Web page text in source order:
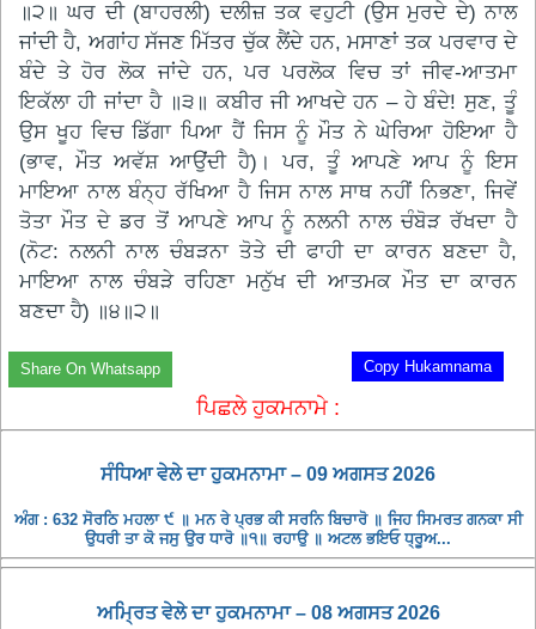
॥੨॥ ਘਰ ਦੀ (ਬਾਹਰਲੀ) ਦਲੀਜ਼ ਤਕ ਵਹੁਟੀ (ਉਸ ਮੁਰਦੇ ਦੇ) ਨਾਲ
ਜਾਂਦੀ ਹੈ, ਅਗਾਂਹ ਸੱਜਣ ਮਿੱਤਰ ਚੁੱਕ ਲੈਂਦੇ ਹਨ, ਮਸਾਣਾਂ ਤਕ ਪਰਵਾਰ ਦੇ
ਬੰਦੇ ਤੇ ਹੋਰ ਲੋਕ ਜਾਂਦੇ ਹਨ, ਪਰ ਪਰਲੋਕ ਵਿਚ ਤਾਂ ਜੀਵ-ਆਤਮਾ
ਇਕੱਲਾ ਹੀ ਜਾਂਦਾ ਹੈ ॥੩॥ ਕਬੀਰ ਜੀ ਆਖਦੇ ਹਨ – ਹੇ ਬੰਦੇ! ਸੁਣ, ਤੂੰ
ਉਸ ਖੂਹ ਵਿਚ ਡਿੱਗਾ ਪਿਆ ਹੈਂ ਜਿਸ ਨੂੰ ਮੌਤ ਨੇ ਘੇਰਿਆ ਹੋਇਆ ਹੈ
(ਭਾਵ, ਮੌਤ ਅਵੱਸ਼ ਆਉਂਦੀ ਹੈ)। ਪਰ, ਤੂੰ ਆਪਣੇ ਆਪ ਨੂੰ ਇਸ
ਮਾਇਆ ਨਾਲ ਬੰਨ੍ਹ ਰੱਖਿਆ ਹੈ ਜਿਸ ਨਾਲ ਸਾਥ ਨਹੀਂ ਨਿਭਣਾ, ਜਿਵੇਂ
ਤੋਤਾ ਮੌਤ ਦੇ ਡਰ ਤੋਂ ਆਪਣੇ ਆਪ ਨੂੰ ਨਲਨੀ ਨਾਲ ਚੰਬੋੜ ਰੱਖਦਾ ਹੈ
(ਨੋਟ: ਨਲਨੀ ਨਾਲ ਚੰਬੜਨਾ ਤੋਤੇ ਦੀ ਫਾਹੀ ਦਾ ਕਾਰਨ ਬਣਦਾ ਹੈ,
ਮਾਇਆ ਨਾਲ ਚੰਬੜੇ ਰਹਿਣਾ ਮਨੁੱਖ ਦੀ ਆਤਮਕ ਮੌਤ ਦਾ ਕਾਰਨ
ਬਣਦਾ ਹੈ) ॥੪॥੨॥
Copy Hukamnama
Share On Whatsapp
ਪਿਛਲੇ ਹੁਕਮਨਾਮੇ :
ਸੰਧਿਆ ਵੇਲੇ ਦਾ ਹੁਕਮਨਾਮਾ – 09 ਅਗਸਤ 2026
ਅੰਗ : 632 ਸੋਰਠਿ ਮਹਲਾ ੯ ॥ ਮਨ ਰੇ ਪ੍ਰਭ ਕੀ ਸਰਨਿ ਬਿਚਾਰੋ ॥ ਜਿਹ ਸਿਮਰਤ ਗਨਕਾ ਸੀ
ਉਧਰੀ ਤਾ ਕੋ ਜਸੁ ਉਰ ਧਾਰੋ ॥੧॥ ਰਹਾਉ ॥ ਅਟਲ ਭਇਓ ਧ੍ਰੂਅ...
ਅਮ੍ਰਿਤ ਵੇਲੇ ਦਾ ਹੁਕਮਨਾਮਾ – 08 ਅਗਸਤ 2026